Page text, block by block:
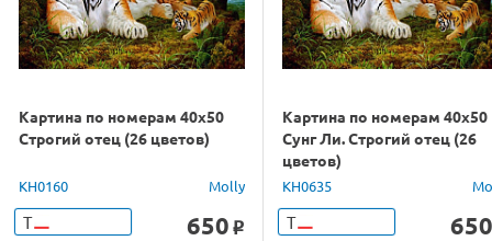
Картина по номерам 40х50
Строгий отец (26 цветов)
KH0160 Molly
Т 650 o
Картина по номерам 40х50
Сунг Ли. Строгий отец (26
цветов)
KH0635
Т 650